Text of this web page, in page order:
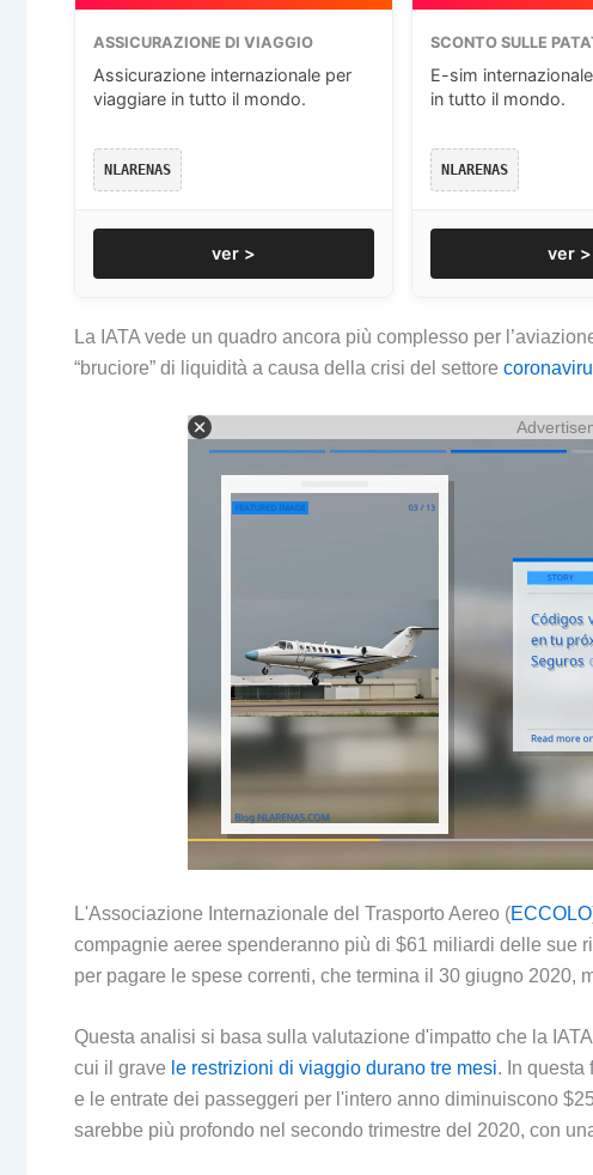
ASSICURAZIONE DI VIAGGIO
Assicurazione internazionale per
viaggiare in tutto il mondo.
NLARENAS
ver >
SCONTO SULLE
E-sim
in tutto il mondo.
NLARENAS
ver >
La IATA vede un quadro ancora più complesso per
“bruciore” di liquidità a causa della crisi del settore
L'Associazione Internazionale del Trasporto Aereo (ECCOLO
compagnie aeree spenderanno più di $61 miliardi delle sue
per pagare le spese correnti, che termina il 30 giugno 2020,
Questa analisi si basa sulla valutazione d'impatto che la
cui il grave le restrizioni di viaggio durano tre mesi. In questa
e le entrate dei passeggeri per l'intero anno diminuiscono
sarebbe più profondo nel secondo trimestre del 2020, con